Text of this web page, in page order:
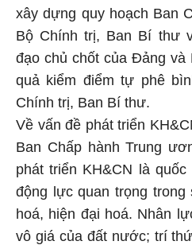
xây dựng quy hoạch Ban
Bộ Chính trị, Ban Bí thư
đạo chủ chốt của Đảng
quả kiểm điểm tự phê
Chính trị, Ban Bí thư.
Về vấn đề phát triển
Ban Chấp hành Trung
phát triển KH&CN là
động lực quan trọng trong
hoá, hiện đại hoá. Nhân
vô giá của đất nước; trí